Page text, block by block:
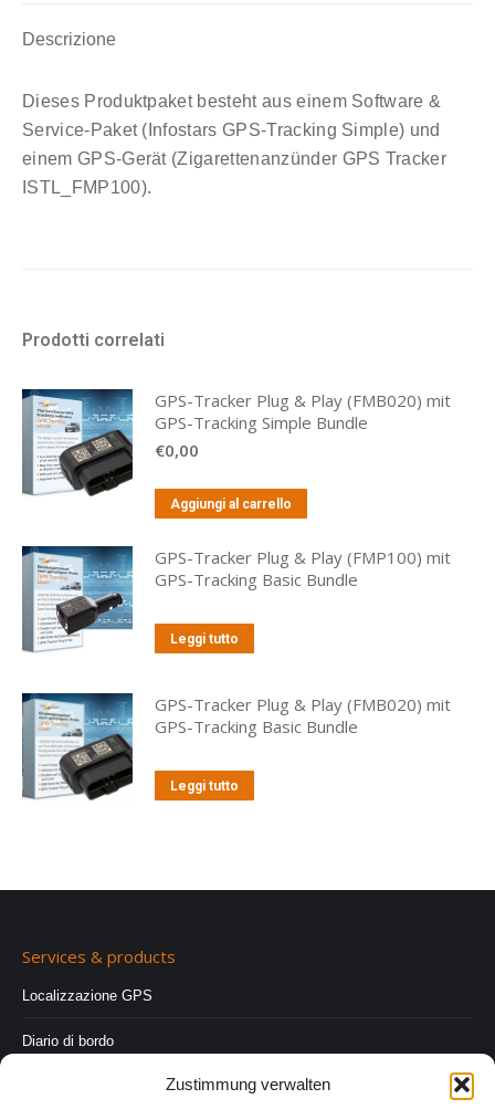
Zustimmung verwalten
Descrizione
Dieses Produktpaket besteht aus einem Software &
Service-Paket (Infostars GPS-Tracking Simple) und
einem GPS-Gerät (Zigarettenanzünder GPS Tracker
ISTL_FMP100).
Prodotti correlati
GPS-Tracker Plug & Play (FMB020) mit
GPS-Tracking Simple Bundle
€0,00
Aggiungi al carrello
GPS-Tracker Plug & Play (FMP100) mit
GPS-Tracking Basic Bundle
Leggi tutto
GPS-Tracker Plug & Play (FMB020) mit
GPS-Tracking Basic Bundle
Leggi tutto
Services & products
Localizzazione GPS
Diario di bordo
Diario di bordo con meno dati